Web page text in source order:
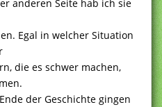
anderen Seite hab ich sie
Egal in welcher Situation
die es schwer machen,
der Geschichte gingen